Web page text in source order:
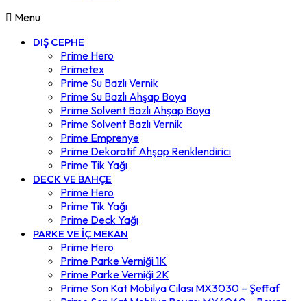
Menu
DIŞ CEPHE
Prime Hero
Primetex
Prime Su Bazlı Vernik
Prime Su Bazlı Ahşap Boya
Prime Solvent Bazlı Ahşap Boya
Prime Solvent Bazlı Vernik
Prime Emprenye
Prime Dekoratif Ahşap Renklendirici
Prime Tik Yağı
DECK VE BAHÇE
Prime Hero
Prime Tik Yağı
Prime Deck Yağı
PARKE VE İÇ MEKAN
Prime Hero
Prime Parke Verniği 1K
Prime Parke Verniği 2K
Prime Son Kat Mobilya Cilası MX3030 – Şeffaf